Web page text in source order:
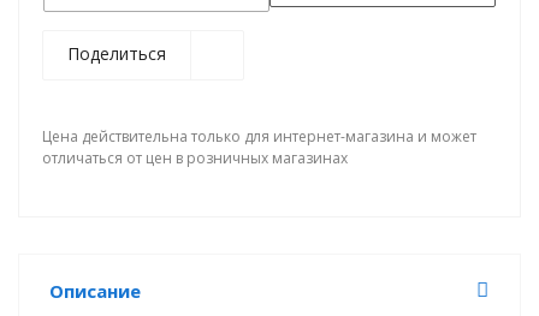
Поделиться
Цена действительна только для интернет-магазина и может
отличаться от цен в розничных магазинах
Описание